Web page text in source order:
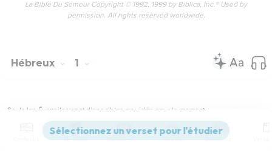
La Bible Du Semeur Copyright © 1992, 1999 by Biblica, Inc.® Used by
permission. All rights reserved worldwide.
Hébreux 1
Seuls les Évangiles sont disponibles en vidéo pour le moment.
Dieu a parlé par son Fils
Versions Commentaires Strong